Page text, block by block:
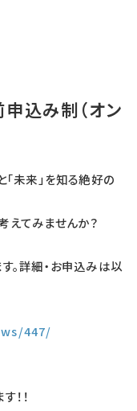
込み制（オン
「未来」を知る絶好の
えてみませんか？
。詳細・お申込みは以
447/
！！